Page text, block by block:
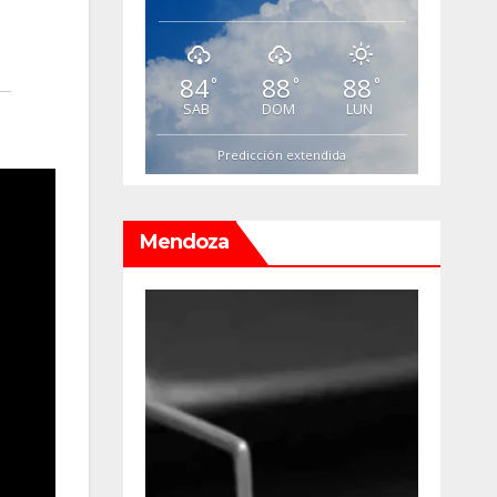
84°
SAB
88 °
DOM
88 °
LUN
Predicción extendida
Mendoza